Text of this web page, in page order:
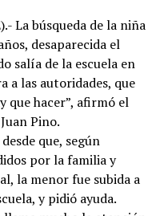
La búsqueda de la niña
desaparecida el
salía de la escuela en
a las autoridades, que
que hacer”, afirmó el
Pino.
que, según
por la familia y
la menor fue subida a
y pidió ayuda.